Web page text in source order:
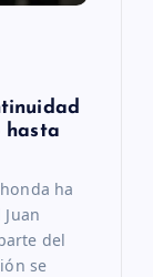
hasta
ha
del
se